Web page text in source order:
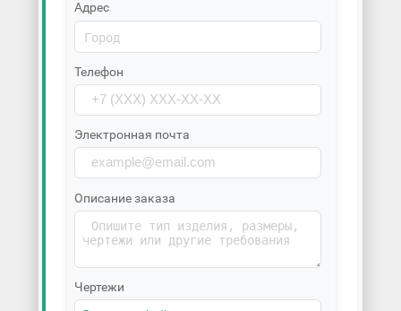
Адрес
Телефон
Электронная почта
Описание заказа
Чертежи